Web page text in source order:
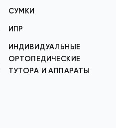
СУМКИ
ИПР
ИНДИВИДУАЛЬНЫЕ
ОРТОПЕДИЧЕСКИЕ
ТУТОРА И АППАРАТЫ